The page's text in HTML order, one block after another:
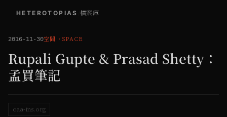
HETEROTOPIAS 檔案庫
2016-11-30空間 ・ SPACE
Rupali Gupte & Prasad Shetty：
孟買筆記
caa-ins.org